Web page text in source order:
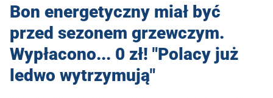
Bon energetyczny miał być
przed sezonem grzewczym.
Wypłacono... 0 zł! "Polacy już
ledwo wytrzymują"